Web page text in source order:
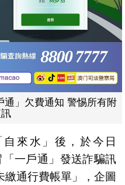
通」欠費通知 警惕所有附
來水」後，於今日
一戶通」發送詐騙訊
繳通行費帳單」，企圖